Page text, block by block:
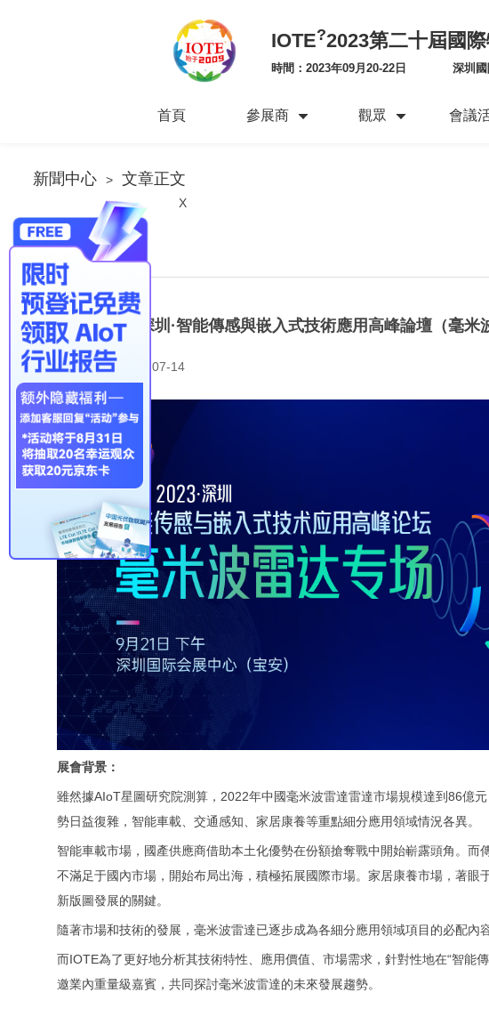
IOTE?2023第二十屆國
時間：2023年09月20-22日 深圳國
首頁 參展商 觀眾 會議
新聞中心 > 文章正文
文章正文
IOTE 2023 深圳·智能傳感與嵌入式技術應用高峰論壇（毫
發布時間：2023-07-14
展會背景：
雖然據AIoT星圖研究院測算，2022年中國毫米波雷達雷達市場規模達到86億
勢日益復雜，智能車載、交通感知、家居康養等重點細分應用領域情況各異。
智能車載市場，國產供應商借助本土化優勢在份額搶奪戰中開始嶄露頭角。
不滿足于國內市場，開始布局出海，積極拓展國際市場。家居康養市場，著眼
新版圖發展的關鍵。
隨著市場和技術的發展，毫米波雷達已逐步成為各細分應用領域項目的必配內
而IOTE為了更好地分析其技術特性、應用價值、市場需求，針對性地在“智能
邀業內重量級嘉賓，共同探討毫米波雷達的未來發展趨勢。
X